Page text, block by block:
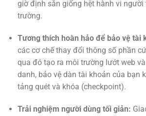
giờ định sẵn giống hệt hành vi
trường.
Tương thích hoàn hảo để bảo vệ tài
các cơ chế thay đổi thông số phần
qua đó tạo ra môi trường lướt web
danh, bảo vệ dàn tài khoản của bạn
tảng quét và khóa (checkpoint).
Trải nghiệm người dùng tối giản: